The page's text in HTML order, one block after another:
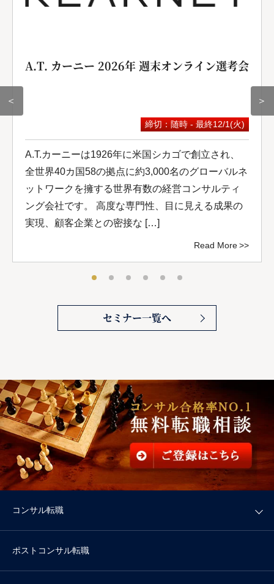
＜
A.T. カーニー 2026年 週末オンライン選考会
締切：随時 - 最終12/1(火)
A.T.カーニーは1926年に米国シカゴで創立され、
全世界40カ国58の拠点に約3,000名のグローバルネ
ットワークを擁する世界有数の経営コンサルティ
ング会社です。 高度な専門性、目に見える成果の
実現、顧客企業との密接な […]
Read More
＞
セミナー一覧へ
コンサル転職
ポストコンサル転職